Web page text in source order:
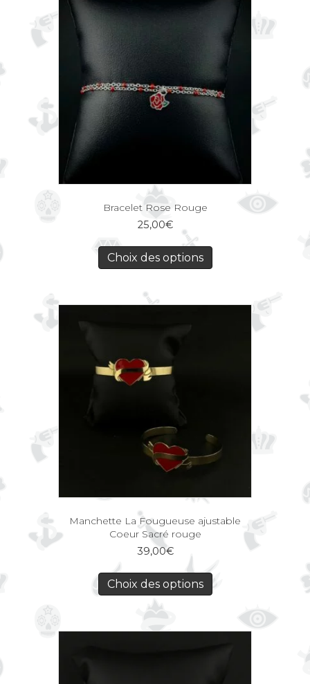
Bracelet Rose Rouge
25,00€
Choix des options
Manchette La Fougueuse ajustable
Coeur Sacré rouge
39,00€
Choix des options